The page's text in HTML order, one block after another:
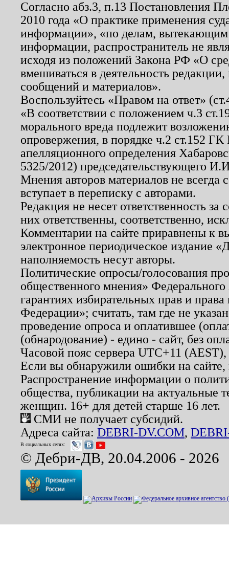
Согласно абз.3, п.13 Постановления
2010 года «О практике применения
информации», «по делам, вытекающим
информации, распространитель не
исходя из положений Закона РФ «О
вмешиваться в деятельность
сообщений и материалов».
Воспользуйтесь «Правом на ответ»
«В соответствии с положением ч.3
морального вреда подлежит
опровержения, в порядке ч.2 ст.152
апелляционного определения
5325/2012) председательствующего
Мнения авторов материалов не
вступает в переписку с авторами.
Редакция не несет ответственность
них ответственны, соответственно,
Комментарии на сайте приравнены к
электронное периодическое издание
наполняемость несут авторы.
Политические опросы/голосования
общественного мнения»
гарантиях избирательных прав и
Федерации»; считать, там где не
проведение опроса и оплатившее
(обнародование) - едино - сайт, без
Часовой пояс сервера UTC+11
Если вы обнаружили ошибки на
Распространение информации о
общества, публикации на актуальные
женщин. 16+ для детей старше 16 лет.
СМИ не получает субсидий.
Адреса сайта: DEBRI-DV.COM,
В социальных сетях:
© Дебри-ДВ, 20.04.2006 - 2026